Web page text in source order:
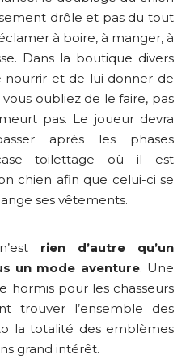
drôle et pas du tout
à boire, à manger, à
Dans la boutique divers
et de lui donner de
oubliez de le faire, pas
pas. Le joueur devra
après les phases
toilettage où il est
chien afin que celui-ci se
ses vêtements.
rien d’autre qu’un
un mode aventure. Une
hormis pour les chasseurs
trouver l’ensemble des
la totalité des emblèmes
grand intérêt.